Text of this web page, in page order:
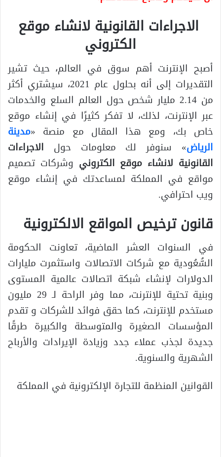
الاجراءات القانونية لانشاء موقع
الكتروني
أصبح الإنترنت أهم سوق في العالم، حيث تشير
التقديرات إلى أنه بحلول عام 2021، سيشتري أكثر
من 2.14 مليار شخص حول العالم السلع والخدمات
عبر الإنترنت، لذلك، لا تفكر كثيرًا في إنشاء موقع
خاص بك، ومع هذا المقال مع منصة «مدينة
الرياض» سنوفر لك معلومات حول الاجراءات
القانونية لانشاء موقع الكتروني وشركات تصميم
مواقع في المملكة لمساعدتك في إنشاء موقع
ويب احترافي.
قانون ترخيص المواقع الالكترونية
في السنوات العشر الماضية، تعاونت الحكومة
السُّعُودية مع شركات الاتصالات واستثمرت مليارات
الدولارات لإنشاء شبكة اتصالات عالمية المستوى
وبنية تحتية للإنترنت، مما وفر الراحة لـ 29 مليون
مستخدم للإنترنت، كما حقق فوائد للشركات و تقدم
المؤسسات الصغيرة والمتوسطة والكبيرة طرقًا
جديدة لجذب عملاء جدد وزيادة الإيرادات والأرباح
الشهرية والسنوية.
القوانين المنظمة للتجارة الإلكترونية في المملكة